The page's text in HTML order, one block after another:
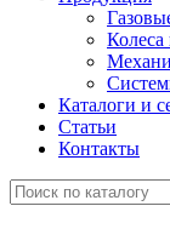
Каталоги и
Статьи
Контакты